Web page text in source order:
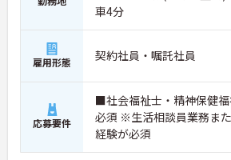
車4分
雇用形態 契約社員・嘱託社員
応募要件
■社会福祉士・精神保健
必須 ※生活相談員業務ま
経験が必須